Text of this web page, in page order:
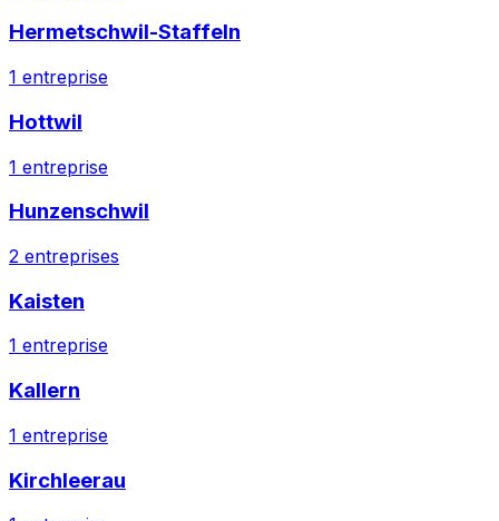
Hermetschwil-Staffeln
1 entreprise
Hottwil
1 entreprise
Hunzenschwil
2 entreprises
Kaisten
1 entreprise
Kallern
1 entreprise
Kirchleerau